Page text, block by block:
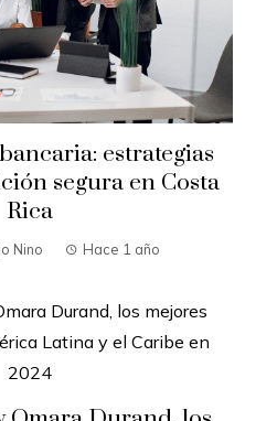
estrategias
segura en Costa
Rica
Nino Hace 1 año